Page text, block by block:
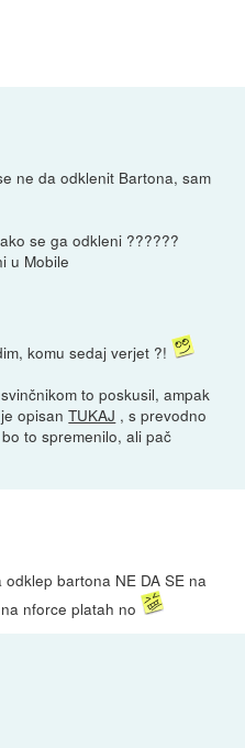
ne da odklenit Bartona, sam
se ga odkleni ??????
u Mobile
komu sedaj verjet ?!
to poskusil, ampak
opisanTUKAJ , s prevodno
to spremenilo, ali pač
bartona NE DA SE na
nforce platah no